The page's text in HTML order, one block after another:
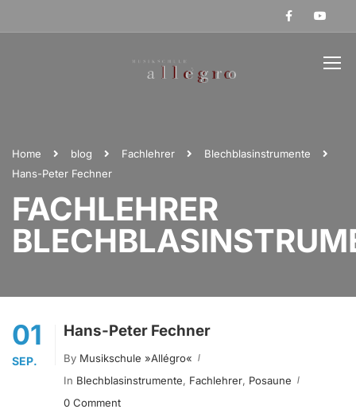
Home blog Fachlehrer
Blechblasinstrumente
Hans-Peter Fechner
FACHLEHRER
01
SEP.
Hans-Peter Fechner
By Musikschule »allégro«
In Blechblasinstrumente, Fachlehrer, Posaune
0 Comment